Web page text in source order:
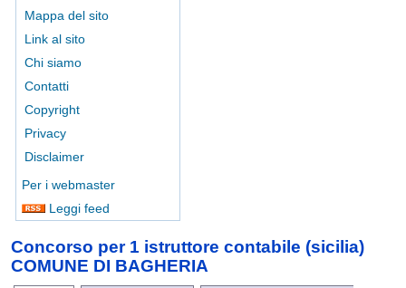
Mappa del sito
Link al sito
Chi siamo
Contatti
Copyright
Privacy
Disclaimer
Per i webmaster
Leggi feed
Concorso per 1 istruttore contabile (sicilia)
COMUNE DI BAGHERIA